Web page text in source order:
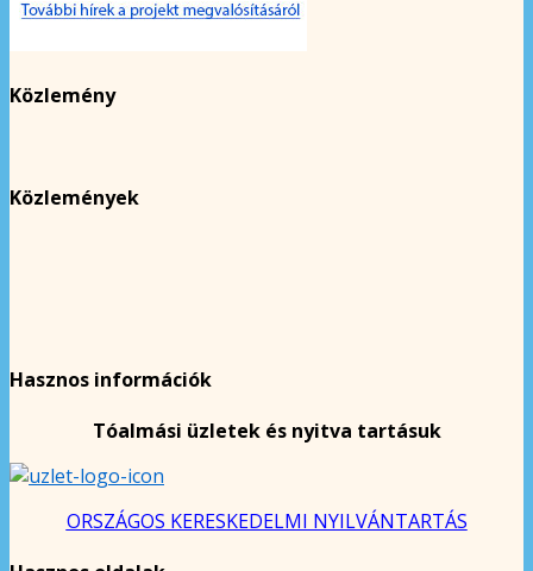
Közlemény
Közlemények
Hasznos információk
Tóalmási üzletek és nyitva tartásuk
ORSZÁGOS KERESKEDELMI NYILVÁNTARTÁS